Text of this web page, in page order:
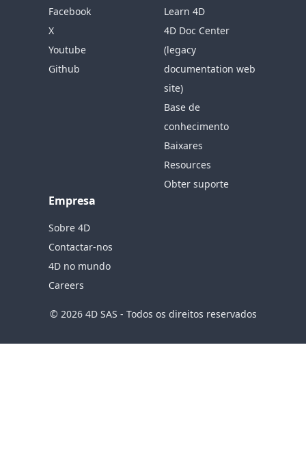
Facebook
X
Youtube
Github
Learn 4D
4D Doc Center
(legacy
documentation web
site)
Base de
conhecimento
Baixares
Resources
Obter suporte
Empresa
Sobre 4D
Contactar-nos
4D no mundo
Careers
© 2026 4D SAS - Todos os direitos reservados